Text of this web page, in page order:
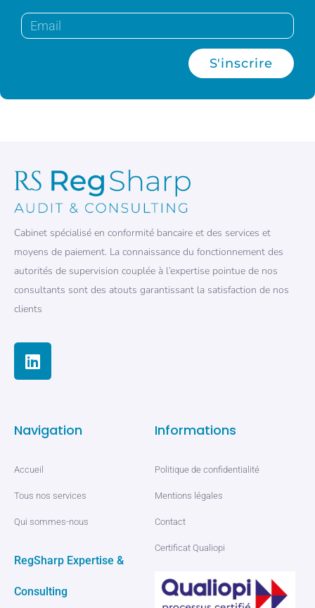
S'inscrire
Cabinet spécialisé en conformité bancaire et des services et
moyens de paiement. La connaissance du fonctionnement des
autorités de supervision couplée à l’expertise pointue de nos
consultants sont des atouts garantissant la satisfaction de nos
clients
Navigation
Accueil
Tous nos services
Qui sommes-nous
RegSharp Expertise &
Consulting
Informations
Politique de confidentialité
Mentions légales
Contact
Certificat Qualiopi